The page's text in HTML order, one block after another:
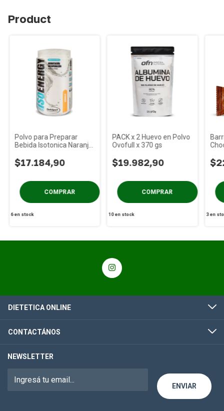
Product
Polvo para Preparar
Bebida Isotonica Naranja
600cc
$17.184,90
6en stock
PACK x 2 Huevo en Polvo
Ovofull x 370 gs
$19.982,90
10en stock 3en
DIETETICA ONLINE
CONTACTÁNOS
NEWSLETTER